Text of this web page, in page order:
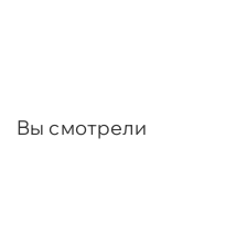
Вы смотрели